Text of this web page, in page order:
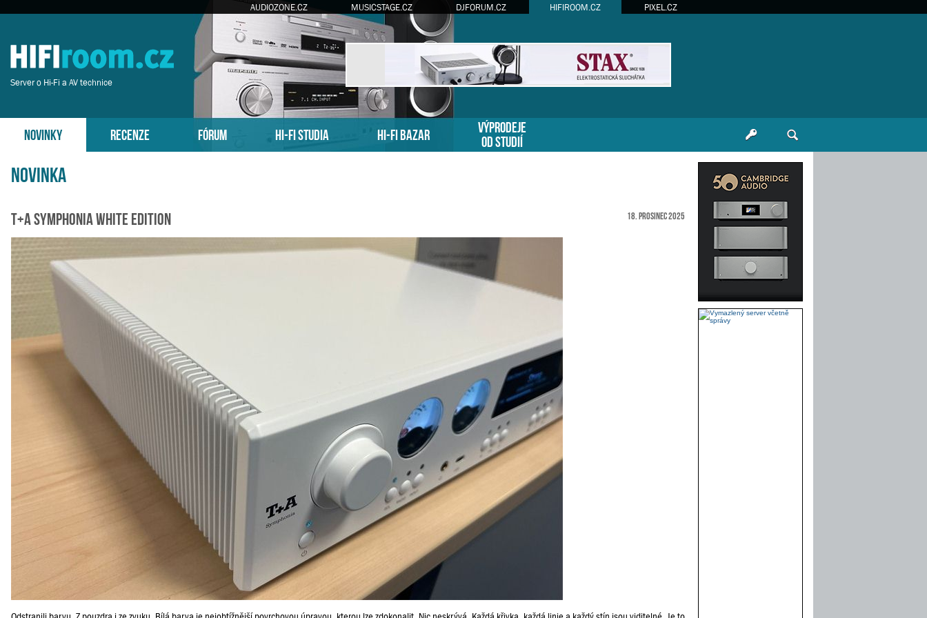
AUDIOZONE.CZ MUSICSTAGE.CZ DJFORUM.CZ HIFIROOM.CZ PIXEL.CZ
Server o Hi-Fi a AV technice
NOVINKY RECENZE FÓRUM HI-FI STUDIA HI-FI BAZAR
VÝPRODEJE
OD STUDIÍ
Novinka
18. prosinec 2025
T+A Symphonia White Edition